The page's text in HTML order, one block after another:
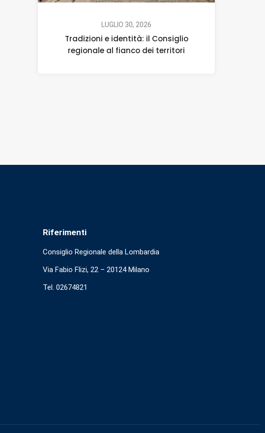
LUGLIO 30, 2026
Tradizioni e identità: il Consiglio
regionale al fianco dei territori
Riferimenti
Consiglio Regionale della Lombardia
Via Fabio Flizi, 22 – 20124 Milano
Tel. 02674821